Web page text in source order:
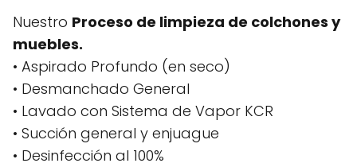
Nuestro Proceso de limpieza de colchones y
muebles.
• Aspirado Profundo (en seco)
• Desmanchado General
• Lavado con Sistema de Vapor KCR
• Succión general y enjuague
• Desinfección al 100%